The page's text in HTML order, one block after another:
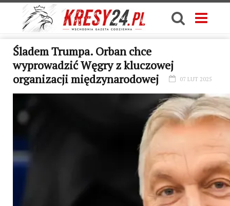
Śladem Trumpa. Orban chce
wyprowadzić Węgry z kluczowej
organizacji międzynarodowej
07 LUT 2025